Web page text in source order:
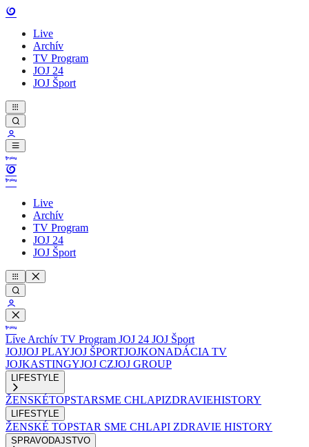
Live
Archív
TV Program
JOJ 24
JOJ Šport
Live
Archív
TV Program
JOJ 24
JOJ Šport
Live Archív TV Program JOJ 24 JOJ Šport
JOJJOJ PLAYJOJ ŠPORTJOJKONADÁCIA TV
JOJKASTINGYJOJ CZJOJ GROUP
LIFESTYLE
ŽENSKÉTOPSTARSME CHLAPIZDRAVIEHISTORY
LIFESTYLE
ŽENSKÉ TOPSTAR SME CHLAPI ZDRAVIE HISTORY
SPRAVODAJSTVO